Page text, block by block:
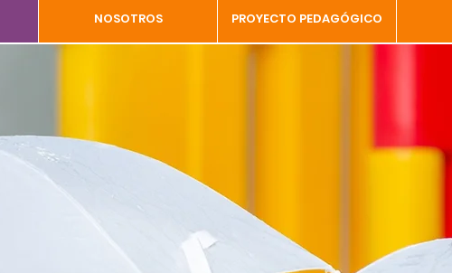
NOSOTROS PROYECTO PEDAGÓGICO